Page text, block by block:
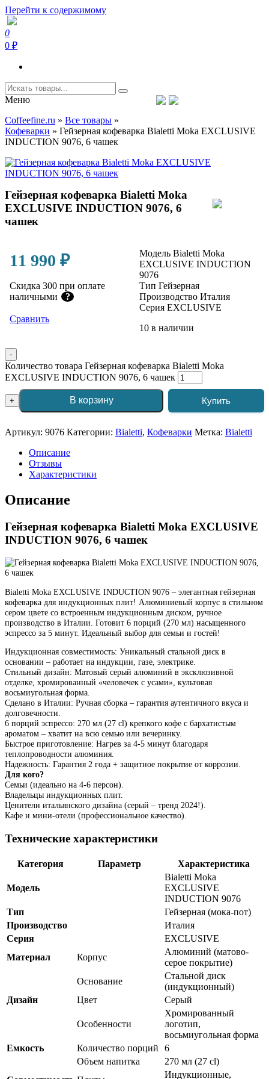
Перейти к содержимому
Coffeefine.ru
Интернет-магазин кофемашин и кофейной техники для дома
0
0 ₽
Меню
Coffeefine.ru » Все товары »
Кофеварки » Гейзерная кофеварка Bialetti Moka EXCLUSIVE
INDUCTION 9076, 6 чашек
Гейзерная кофеварка Bialetti Moka
EXCLUSIVE INDUCTION 9076, 6
чашек
11 990 ₽
Скидка 300 при оплате
наличными
?
Сравнить
Модель Bialetti Moka
EXCLUSIVE INDUCTION
9076
Тип Гейзерная
Производство Италия
Серия EXCLUSIVE
10 в наличии
-
Количество товара Гейзерная кофеварка Bialetti Moka
EXCLUSIVE INDUCTION 9076, 6 чашек
+ В корзину Купить
Артикул: 9076 Категории: Bialetti, Кофеварки Метка: Bialetti
Описание
Отзывы
Характеристики
Описание
Гейзерная кофеварка Bialetti Moka EXCLUSIVE
INDUCTION 9076, 6 чашек
Bialetti Moka EXCLUSIVE INDUCTION 9076 – элегантная гейзерная
кофеварка для индукционных плит! Алюминиевый корпус в стильном
сером цвете со встроенным индукционным диском, ручное
производство в Италии. Готовит 6 порций (270 мл) насыщенного
эспрессо за 5 минут. Идеальный выбор для семьи и гостей!
Индукционная совместимость: Уникальный стальной диск в
основании – работает на индукции, газе, электрике.
Стильный дизайн: Матовый серый алюминий в эксклюзивной
отделке, хромированный «человечек с усами», культовая
восьмиугольная форма.
Сделано в Италии: Ручная сборка – гарантия аутентичного вкуса и
долговечности.
6 порций эспрессо: 270 мл (27 cl) крепкого кофе с бархатистым
ароматом – хватит на всю семью или вечеринку.
Быстрое приготовление: Нагрев за 4-5 минут благодаря
теплопроводности алюминия.
Надежность: Гарантия 2 года + защитное покрытие от коррозии.
Для кого?
Семьи (идеально на 4-6 персон).
Владельцы индукционных плит.
Ценители итальянского дизайна (серый – тренд 2024!).
Кафе и мини-отели (профессиональное качество).
Технические характеристики
Категория Параметр Характеристика
Модель
Bialetti Moka
EXCLUSIVE
INDUCTION 9076
Тип
Гейзерная (мока-пот)
Производство
Италия
Серия
EXCLUSIVE
Материал
Корпус
Алюминий (матово-
серое покрытие)
Основание
Стальной диск
(индукционный)
Дизайн
Цвет Серый
Особенности
Хромированный
логотип,
восьмиугольная форма
Емкость
Количество порций
6
Объем напитка
270 мл (27 cl)
Индукционные,